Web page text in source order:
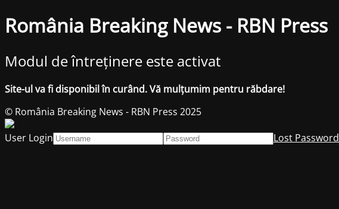
România Breaking News - RBN Press
Modul de întreținere este activat
Site-ul va fi disponibil în curând. Vă mulțumim pentru răbdare!
© România Breaking News - RBN Press 2025
User Login
Lost Password